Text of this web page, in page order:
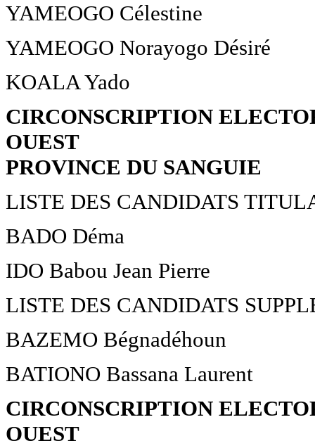
YAMEOGO Célestine
YAMEOGO Norayogo Désiré
KOALA Yado
CIRCONSCRIPTION
OUEST
PROVINCE DU SANGUIE
LISTE DES CANDIDATS
BADO Déma
IDO Babou Jean Pierre
LISTE DES CANDIDATS
BAZEMO Bégnadéhoun
BATIONO Bassana Laurent
CIRCONSCRIPTION
OUEST